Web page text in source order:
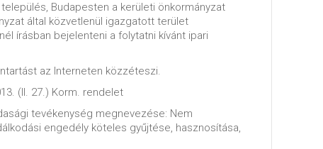
Budapesten a kerületi önkormányzat
által közvetlenül igazgatott terület
írásban bejelenteni a folytatni kívánt ipari
az Interneten közzéteszi.
(II. 27.) Korm. rendelet
tevékenység megnevezése: Nem
engedély köteles gyűjtése, hasznosítása,